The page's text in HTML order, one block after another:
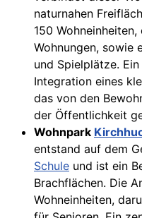
naturnahen
150
Wohnungen, sowie
und Spielplätze.
Integration eines
das von den
der Öffentlichkeit
Wohnpark
entstand auf dem
Schule und ist ein
Brachflächen. Die
Wohneinheiten,